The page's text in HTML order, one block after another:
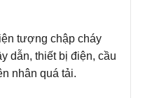
tượng chập cháy
dẫn, thiết bị điện, cầu
nhân quá tải.